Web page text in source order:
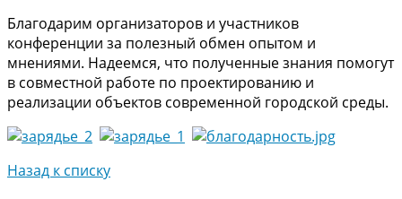
Благодарим организаторов и участников
конференции за полезный обмен опытом и
мнениями. Надеемся, что полученные знания помогут
в совместной работе по проектированию и
реализации объектов современной городской среды.
Назад к списку